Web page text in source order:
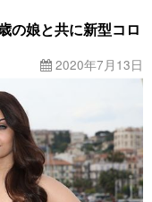
の娘と共に新型コロ
2020年7月13日